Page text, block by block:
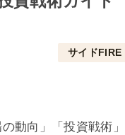
サイドFIRE
動向」「投資戦術」